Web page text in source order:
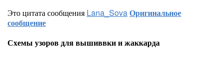
Это цитата сообщения Lana_SovaОригинальное
сообщение
Схемы узоров для вышиввки и жаккарда